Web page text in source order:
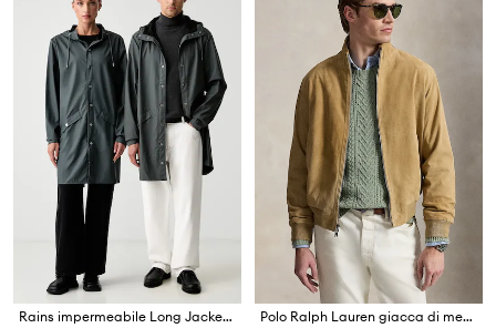
Rains impermeabile Long Jacket W3
Polo Ralph Lauren giacca di mezza stagione da uomo in scamoscio